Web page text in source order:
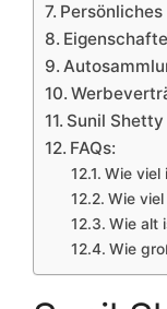
Persönliches
Sunil
FAQs:
Wie viel
Wie
Wie alt
Wie